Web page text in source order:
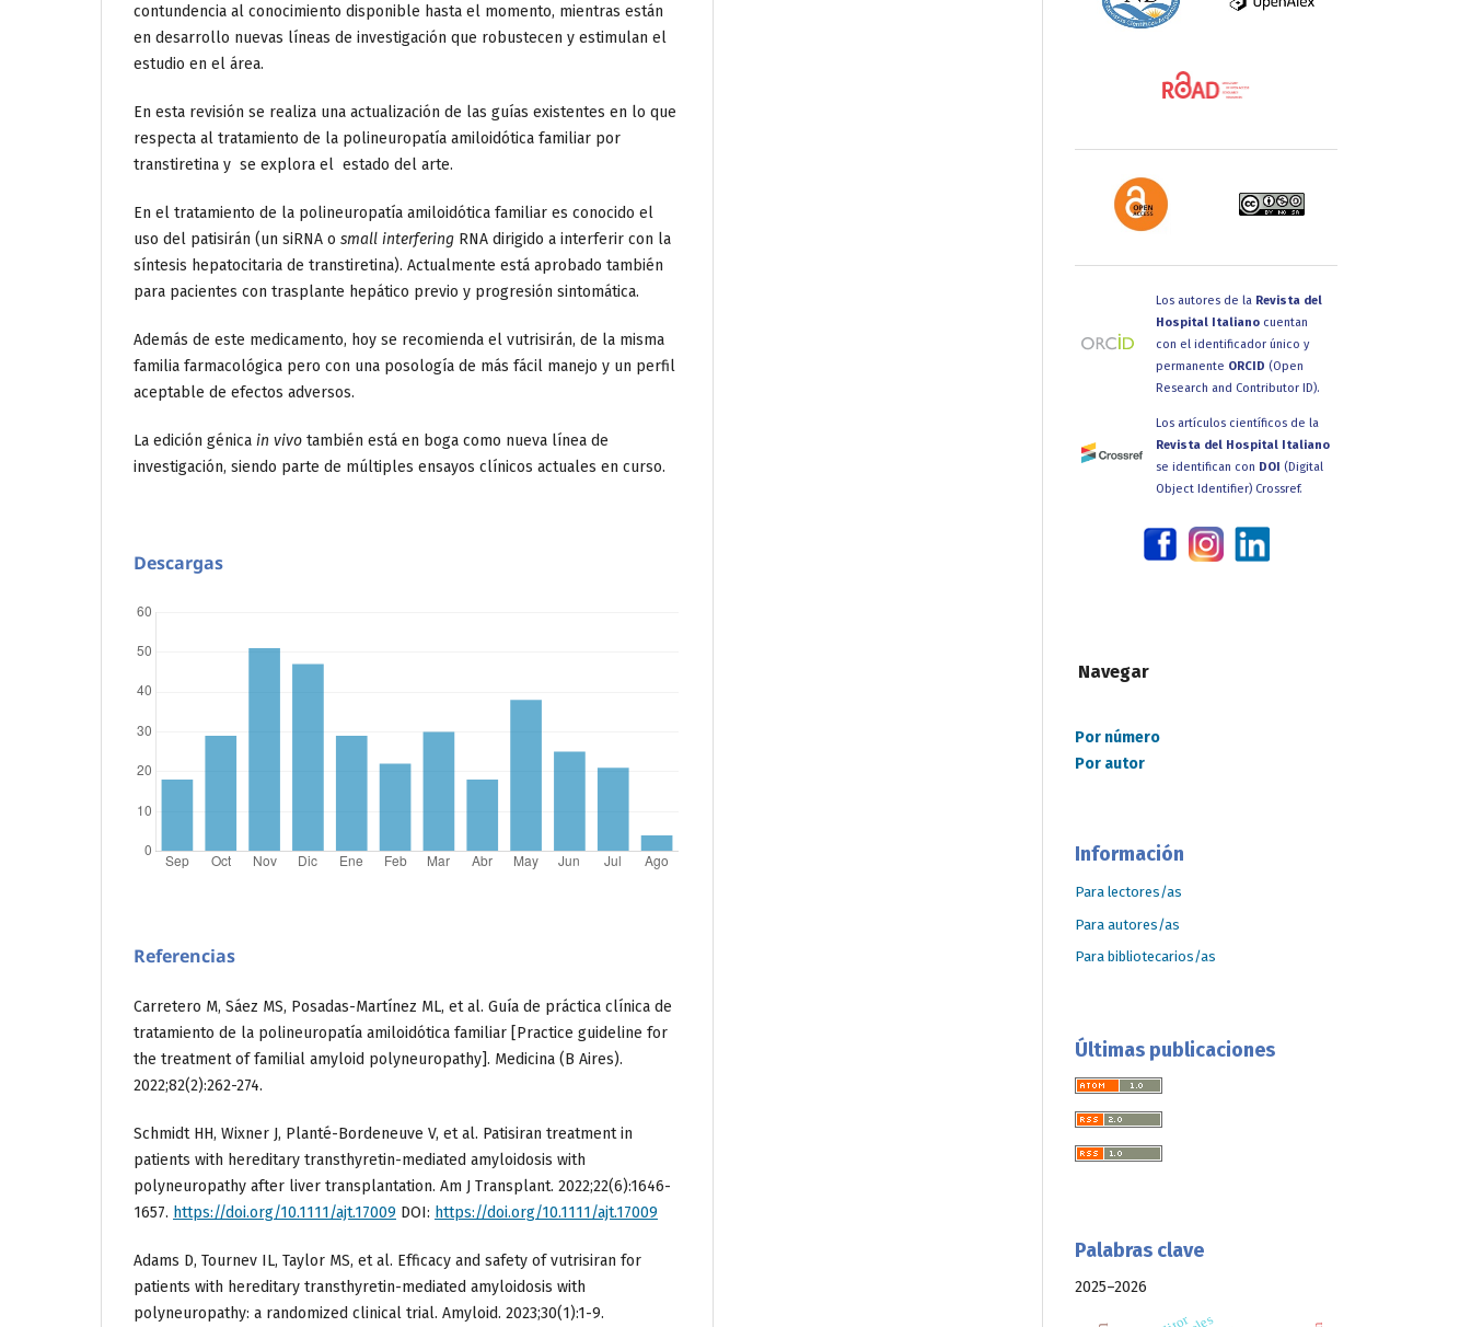
contundencia al conocimiento disponible hasta el momento, mientras están
en desarrollo nuevas líneas de investigación que robustecen y estimulan el
estudio en el área.
En esta revisión se realiza una actualización de las guías existentes en lo que
respecta al tratamiento de la polineuropatía amiloidótica familiar por
transtiretina y se explora el estado del arte.
En el tratamiento de la polineuropatía amiloidótica familiar es conocido el
uso del patisirán (un siRNA o small interfering RNA dirigido a interferir con la
síntesis hepatocitaria de transtiretina). Actualmente está aprobado también
para pacientes con trasplante hepático previo y progresión sintomática.
Además de este medicamento, hoy se recomienda el vutrisirán, de la misma
familia farmacológica pero con una posología de más fácil manejo y un perfil
aceptable de efectos adversos.
La edición génica in vivo también está en boga como nueva línea de
investigación, siendo parte de múltiples ensayos clínicos actuales en curso.
Descargas
Referencias
Carretero M, Sáez MS, Posadas-Martínez ML, et al. Guía de práctica clínica de
tratamiento de la polineuropatía amiloidótica familiar [Practice guideline for
the treatment of familial amyloid polyneuropathy]. Medicina (B Aires).
2022;82(2):262-274.
Schmidt HH, Wixner J, Planté-Bordeneuve V, et al. Patisiran treatment in
patients with hereditary transthyretin-mediated amyloidosis with
polyneuropathy after liver transplantation. Am J Transplant. 2022;22(6):1646-
1657. https://doi.org/10.1111/ajt.17009 DOI: https://doi.org/10.1111/ajt.17009
Adams D, Tournev IL, Taylor MS, et al. Efficacy and safety of vutrisiran for
patients with hereditary transthyretin-mediated amyloidosis with
polyneuropathy: a randomized clinical trial. Amyloid. 2023;30(1):1-9.
Los autores de la Revista del
Hospital Italiano cuentan
con el identificador único y
permanente ORCID (Open
Research and Contributor ID).
Los artículos científicos de la
Revista del Hospital Italiano
se identifican con DOI (Digital
Object Identifier) Crossref.
Navegar
Por número
Por autor
Información
Para lectores/as
Para autores/as
Para bibliotecarios/as
Últimas publicaciones
Palabras clave
2025–2026